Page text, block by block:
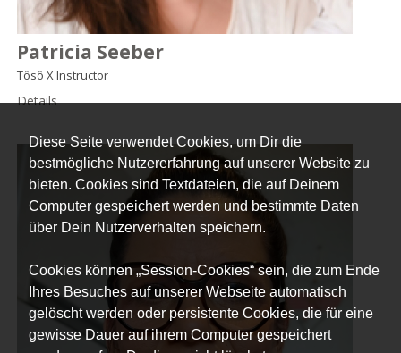
Diese Seite verwendet Cookies, um Dir die
bestmögliche Nutzererfahrung auf unserer Website zu
bieten. Cookies sind Textdateien, die auf Deinem
Computer gespeichert werden und bestimmte Daten
über Dein Nutzerverhalten speichern.
Cookies können „Session-Cookies“ sein, die zum Ende
Ihres Besuches auf unserer Webseite automatisch
gelöscht werden oder persistente Cookies, die für eine
gewisse Dauer auf ihrem Computer gespeichert
Patricia Seeber
Tôsô X Instructor
Details